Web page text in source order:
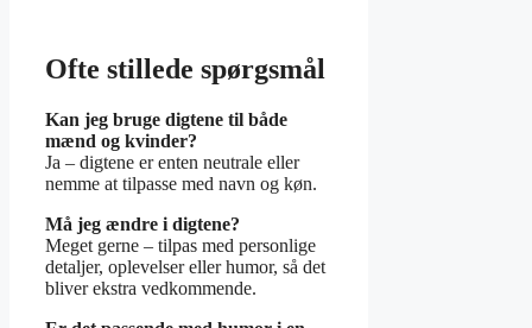
Ofte stillede spørgsmål
Kan jeg bruge digtene til både
mænd og kvinder?
Ja – digtene er enten neutrale eller
nemme at tilpasse med navn og køn.
Må jeg ændre i digtene?
Meget gerne – tilpas med personlige
detaljer, oplevelser eller humor, så det
bliver ekstra vedkommende.